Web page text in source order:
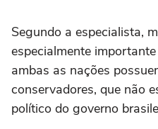
Segundo a especialista,
especialmente
ambas as nações
conservadores, que não
político do governo